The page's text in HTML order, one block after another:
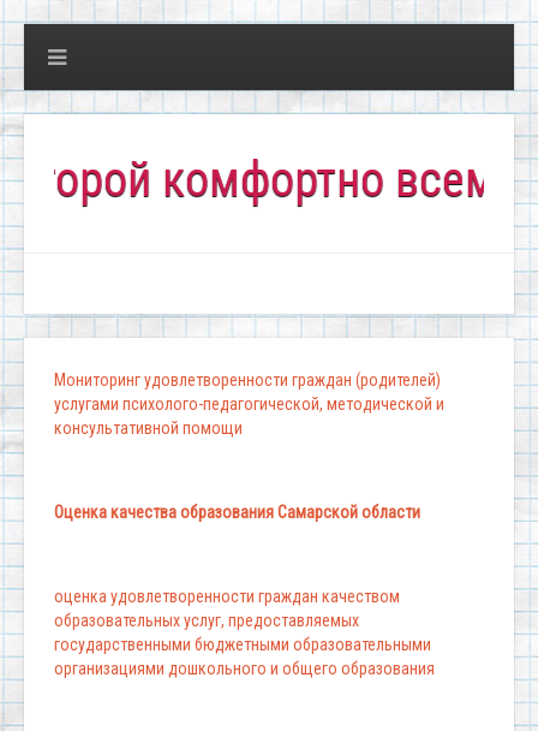
комфортно всем!"
Мониторинг удовлетворенности граждан (родителей)
услугами психолого-педагогической, методической и
консультативной помощи
Оценка качества образования Самарской области
оценка удовлетворенности граждан качеством
образовательных услуг, предоставляемых
государственными бюджетными образовательными
организациями дошкольного и общего образования